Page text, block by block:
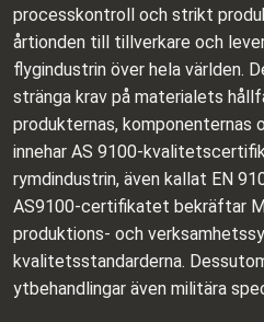
processkontroll och strikt
årtionden till tillverkare och
flygindustrin över hela världen.
stränga krav på materialets
produkternas, komponenternas
innehar AS 9100-
rymdindustrin, även kallat EN
AS9100-certifikatet bekräftar
produktions- och
kvalitetsstandarderna.
ytbehandlingar även militära